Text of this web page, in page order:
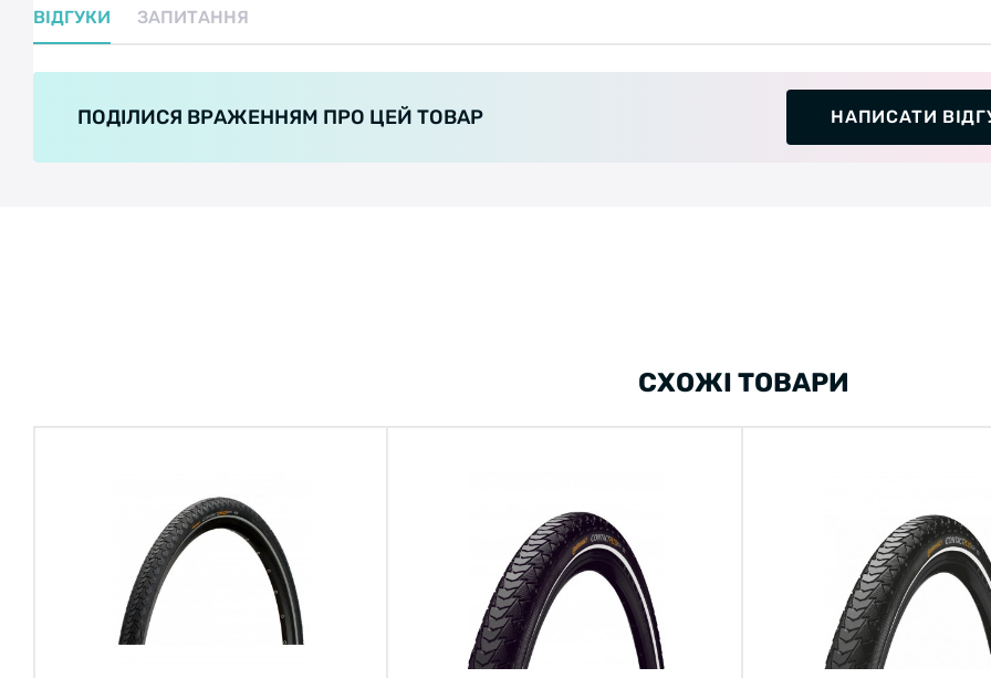
ВІДГУКИ ЗАПИТАННЯ
ПОДІЛИСЯ ВРАЖЕННЯМ ПРО ЦЕЙ ТОВАР НАПИСАТИ
СХОЖІ ТОВАРИ